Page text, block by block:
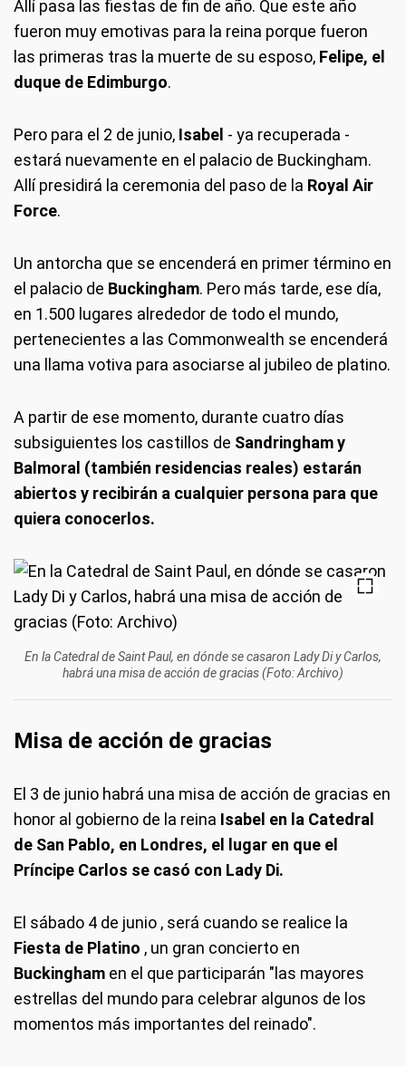
Allí pasa las fiestas de fin de año. Que este año
fueron muy emotivas para la reina porque fueron
las primeras tras la muerte de su esposo, Felipe, el
duque de Edimburgo.
Pero para el 2 de junio, Isabel - ya recuperada -
estará nuevamente en el palacio de Buckingham.
Allí presidirá la ceremonia del paso de la Royal Air
Force.
Un antorcha que se encenderá en primer término en
el palacio de Buckingham. Pero más tarde, ese día,
en 1.500 lugares alrededor de todo el mundo,
pertenecientes a las Commonwealth se encenderá
una llama votiva para asociarse al jubileo de platino.
A partir de ese momento, durante cuatro días
subsiguientes los castillos de Sandringham y
Balmoral (también residencias reales) estarán
abiertos y recibirán a cualquier persona para que
quiera conocerlos.
En la Catedral de Saint Paul, en dónde se casaron Lady Di y Carlos,
habrá una misa de acción de gracias (Foto: Archivo)
Misa de acción de gracias
El 3 de junio habrá una misa de acción de gracias en
honor al gobierno de la reina Isabel en la Catedral
de San Pablo, en Londres, el lugar en que el
Príncipe Carlos se casó con Lady Di.
El sábado 4 de junio , será cuando se realice la
Fiesta de Platino , un gran concierto en
Buckingham en el que participarán "las mayores
estrellas del mundo para celebrar algunos de los
momentos más importantes del reinado".